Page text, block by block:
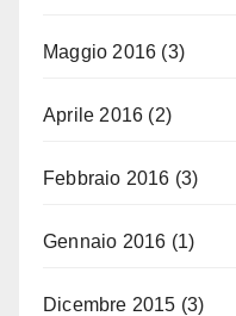
Maggio 2016 (3)
Aprile 2016 (2)
Febbraio 2016 (3)
Gennaio 2016 (1)
Dicembre 2015 (3)